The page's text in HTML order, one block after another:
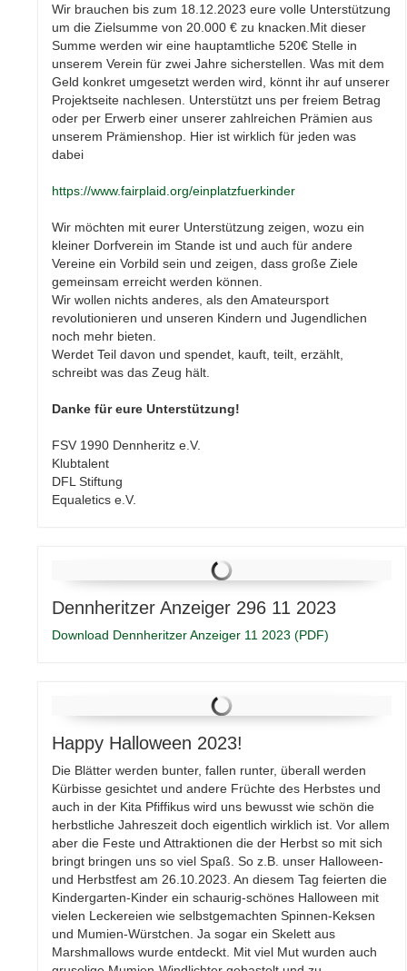
Wir brauchen bis zum 18.12.2023 eure volle Unterstützung
um die Zielsumme von 20.000 € zu knacken.Mit dieser
Summe werden wir eine hauptamtliche 520€ Stelle in
unserem Verein für zwei Jahre sicherstellen. Was mit dem
Geld konkret umgesetzt werden wird, könnt ihr auf unserer
Projektseite nachlesen. Unterstützt uns per freiem Betrag
oder per Erwerb einer unserer zahlreichen Prämien aus
unserem Prämienshop. Hier ist wirklich für jeden was
dabei
https://www.fairplaid.org/einplatzfuerkinder
Wir möchten mit eurer Unterstützung zeigen, wozu ein
kleiner Dorfverein im Stande ist und auch für andere
Vereine ein Vorbild sein und zeigen, dass große Ziele
gemeinsam erreicht werden können.
Wir wollen nichts anderes, als den Amateursport
revolutionieren und unseren Kindern und Jugendlichen
noch mehr bieten.
Werdet Teil davon und spendet, kauft, teilt, erzählt,
schreibt was das Zeug hält.
Danke für eure Unterstützung!
FSV 1990 Dennheritz e.V.
Klubtalent
DFL Stiftung
Equaletics e.V.
Dennheritzer Anzeiger 296 11 2023
Download Dennheritzer Anzeiger 11 2023 (PDF)
Happy Halloween 2023!
Die Blätter werden bunter, fallen runter, überall werden
Kürbisse gesichtet und andere Früchte des Herbstes und
auch in der Kita Pfiffikus wird uns bewusst wie schön die
herbstliche Jahreszeit doch eigentlich wirklich ist. Vor allem
aber die Feste und Attraktionen die der Herbst so mit sich
bringt bringen uns so viel Spaß. So z.B. unser Halloween-
und Herbstfest am 26.10.2023. An diesem Tag feierten die
Kindergarten-Kinder ein schaurig-schönes Halloween mit
vielen Leckereien wie selbstgemachten Spinnen-Keksen
und Mumien-Würstchen. Ja sogar ein Skelett aus
Marshmallows wurde entdeckt. Mit viel Mut wurden auch